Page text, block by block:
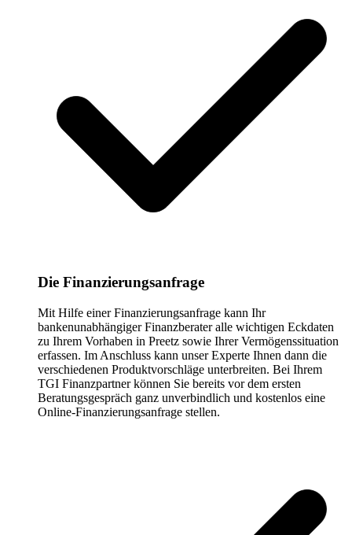
Die Finanzierungsanfrage
Mit Hilfe einer Finanzierungsanfrage kann Ihr
bankenunabhängiger Finanzberater alle wichtigen Eckdaten
zu Ihrem Vorhaben in Preetz sowie Ihrer Vermögenssituation
erfassen. Im Anschluss kann unser Experte Ihnen dann die
verschiedenen Produktvorschläge unterbreiten. Bei Ihrem
TGI Finanzpartner können Sie bereits vor dem ersten
Beratungsgespräch ganz unverbindlich und kostenlos eine
Online-Finanzierungsanfrage stellen.